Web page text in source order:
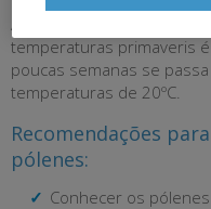
A polinização pode ser
temperaturas primaveris
poucas semanas se
temperaturas de 20ºC.
Recomendações
pólenes:
Conhecer os